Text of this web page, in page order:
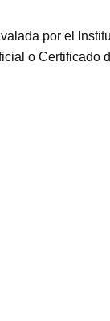
por el
o Certificado